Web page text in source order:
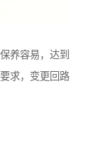
养容易，达到
求，变更回路